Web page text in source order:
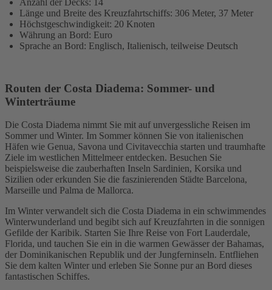
Länge und Breite des Kreuzfahrtschiffs: 306 Meter, 37 Meter
Höchstgeschwindigkeit: 20 Knoten
Währung an Bord: Euro
Sprache an Bord: Englisch, Italienisch, teilweise Deutsch
Routen der Costa Diadema: Sommer- und
Winterträume
Die Costa Diadema nimmt Sie mit auf unvergessliche Reisen im
Sommer und Winter. Im Sommer können Sie von italienischen
Häfen wie Genua, Savona und Civitavecchia starten und traumhafte
Ziele im westlichen Mittelmeer entdecken. Besuchen Sie
beispielsweise die zauberhaften Inseln Sardinien, Korsika und
Sizilien oder erkunden Sie die faszinierenden Städte Barcelona,
Marseille und Palma de Mallorca.
Im Winter verwandelt sich die Costa Diadema in ein schwimmendes
Winterwunderland und begibt sich auf Kreuzfahrten in die sonnigen
Gefilde der Karibik. Starten Sie Ihre Reise von Fort Lauderdale,
Florida, und tauchen Sie ein in die warmen Gewässer der Bahamas,
der Dominikanischen Republik und der Jungferninseln. Entfliehen
Sie dem kalten Winter und erleben Sie Sonne pur an Bord dieses
fantastischen Schiffes.